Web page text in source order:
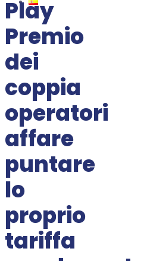
Play
Premio
dei
coppia
operatori
affare
puntare
lo
proprio
tariffa